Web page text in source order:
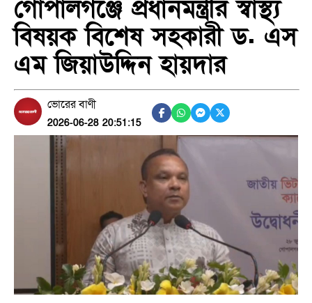
গোপালগঞ্জে প্রধানমন্ত্রীর স্বাস্থ্য
বিষয়ক বিশেষ সহকারী ড. এস
এম জিয়াউদ্দিন হায়দার
ভোরের বাণী
2026-06-28 20:51:15